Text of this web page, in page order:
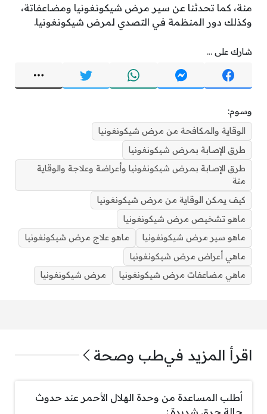
منة، كما تحدثنا عن سير مرض شيكونغونيا ومضاعفاتة،
وكذلك دور المنظمة في التصدي لمرض شيكونغونيا.
شارك على ...
وسوم:
الوقاية والمكافحة من مرض شيكونغونيا
طرق الإصابة بمرض شيكونغونيا
طرق الإصابة بمرض شيكونغونيا وأعراضة وعلاجة والوقاية
منة
كيف يمكن الوقاية من مرض شيكونغونيا
ماهو تشخيص مرض شيكونغونيا
ماهو سير مرض شيكونغونيا
ماهو علاج مرض شيكونغونيا
ماهي أعراض مرض شيكونغونيا
ماهي مضاعفات مرض شيكونغونيا
مرض شيكونغونيا
اقرأ المزيد فيطب وصحة
أطلب المساعدة من وحدة الهلال الأحمر عند حدوث
حالة حرق شديدة :